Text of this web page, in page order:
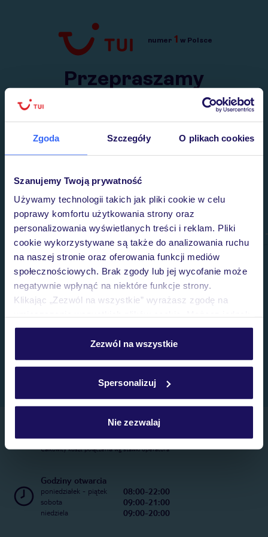
Zgoda Szczegóły O plikach cookies
Szanujemy Twoją prywatność
Używamy technologii takich jak pliki cookie w celu
poprawy komfortu użytkowania strony oraz
personalizowania wyświetlanych treści i reklam. Pliki
cookie wykorzystywane są także do analizowania ruchu
na naszej stronie oraz oferowania funkcji mediów
społecznościowych. Brak zgody lub jej wycofanie może
negatywnie wpłynąć na niektóre funkcje strony.
Klikając „Zezwól na wszystkie” wyrażasz zgodę na
personalizować swój wybór wchodząc w zakładkę
Szczegółowe informacje o plikach cookie znajdziesz
Zezwól na wszystkie
Spersonalizuj
Nie zezwalaj
Przejdź do TUI.pl
numer 1 w Polsce
Przepraszamy
Wysłaliśmy nasz serwis na krótkie wakacje.
Telefoniczne Centrum Rezerwacji
22 270 31 20
Całkowity koszt połączenia wg stawki operatora
Godziny otwarcia
poniedziałek - piątek 08:00-22:00
sobota 09:00-21:00
niedziela 09:00-20:00